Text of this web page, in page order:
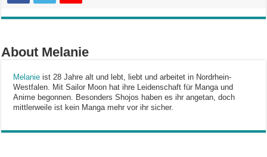
About Melanie
Melanie ist 28 Jahre alt und lebt, liebt und arbeitet in Nordrhein-
Westfalen. Mit Sailor Moon hat ihre Leidenschaft für Manga und
Anime begonnen. Besonders Shojos haben es ihr angetan, doch
mittlerweile ist kein Manga mehr vor ihr sicher.